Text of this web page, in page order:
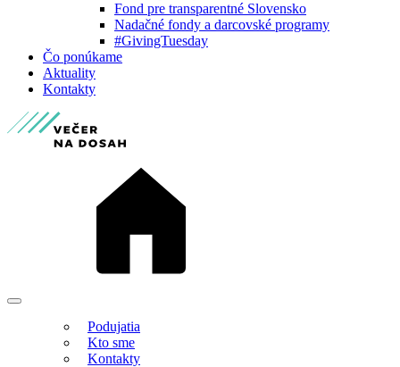
Fond pre transparentné Slovensko
Nadačné fondy a darcovské programy
#GivingTuesday
Čo ponúkame
Aktuality
Kontakty
Podujatia
Kto sme
Kontakty